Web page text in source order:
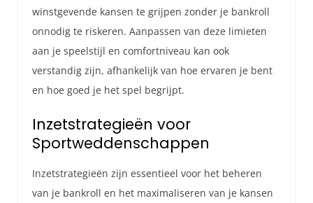
winstgevende kansen te grijpen zonder je bankroll
onnodig te riskeren. Aanpassen van deze limieten
aan je speelstijl en comfortniveau kan ook
verstandig zijn, afhankelijk van hoe ervaren je bent
en hoe goed je het spel begrijpt.
Inzetstrategieën voor
Sportweddenschappen
Inzetstrategieën zijn essentieel voor het beheren
van je bankroll en het maximaliseren van je kansen